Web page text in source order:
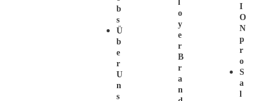
B
S
Ü
B
E
R
U
N
S
L
O
Y
E
R
B
R
A
N
I
O
N
P
R
O
S
A
L